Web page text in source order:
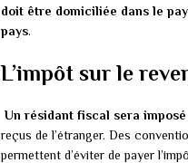
doit être domiciliée dans le
pays.
L’impôt sur le
Un résidant fiscal sera
reçus de l’étranger. Des
permettent d’éviter de payer